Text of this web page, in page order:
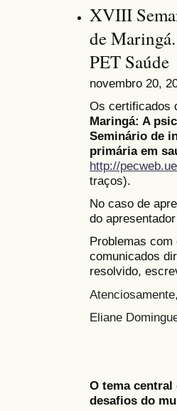
XVIII
de
PET Saúde
novembro 20,
Os certificados
Maringá: A
Seminário de
primária em
http://
traços).
No caso de
do
Problemas
comunicados
resolvido,
Atenciosamente,
Eliane
O tema central
desafios do